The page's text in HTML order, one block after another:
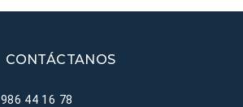
CONTÁCTANOS
986 44 16 78